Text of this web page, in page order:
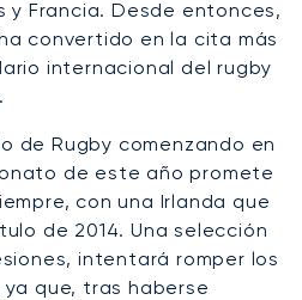
y Francia. Desde entonces,
convertido en la cita más
internacional del rugby
de Rugby comenzando en
de este año promete
con una Irlanda que
de 2014. Una selección
intentará romper los
que, tras haberse